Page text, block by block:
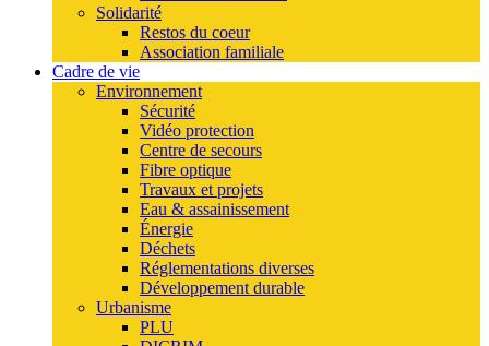
Solidarité
Restos du coeur
Association familiale
Cadre de vie
Environnement
Sécurité
Vidéo protection
Centre de secours
Fibre optique
Travaux et projets
Eau & assainissement
Énergie
Déchets
Réglementations diverses
Développement durable
Urbanisme
PLU